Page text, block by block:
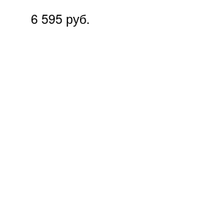
6 595 руб.